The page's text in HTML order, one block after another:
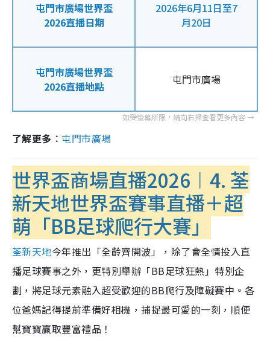
屯門市廣場世界盃
2026直播日期
2026年6月11日至7
月20日
屯門市廣場世界盃
2026直播地點
屯門市廣場
了解更多︰ 屯門市廣場
世界盃商場直播2026︱4. 荃
新天地世界盃賽事直播＋超
萌「BB足球爬行大賽」
荃新天地今年推出「全齡齊開波」，除了會全情投入直
播足球賽事之外，更特別舉辦「BB足球狂熱」特別企
劃，將足球元素融入超受歡迎的BB爬行及障礙賽中。各
位爸媽記得提前準備好相機，捕捉最可愛的一刻，順便
幫寶寶贏取豐富禮品！